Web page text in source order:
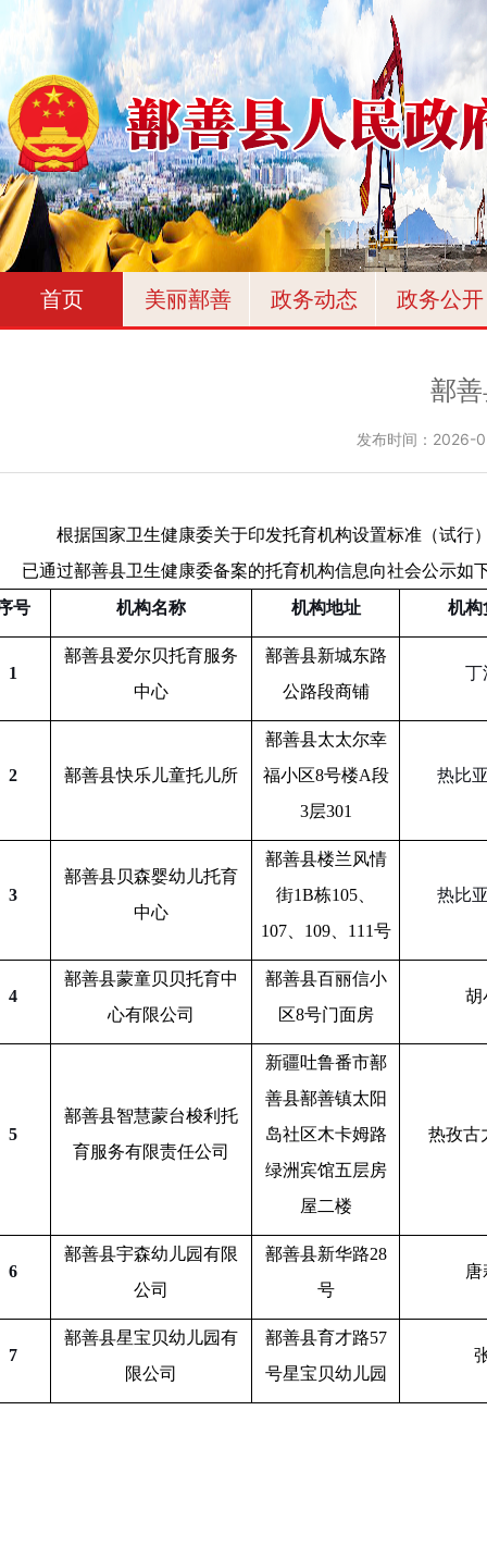
首页 美丽鄯善 政务动态 政务公开
鄯
发布时间： 2026-
根据国家卫生健康委关于印发托育机构设置标准（试行
已通过鄯善县卫生健康委备案的托育机构信息向社会公示如
号
机构名称 机构地址 机构
1
鄯善县爱尔贝托育服务
中心
鄯善县新城东路
公路段商铺
丁
2 鄯善县快乐儿童托儿所
鄯善县太太尔幸
福小区8号楼A段
3层301
热比
3
鄯善县贝森婴幼儿托育
中心
鄯善县楼兰风情
街1B栋105、
107、109、111号
热比
4
鄯善县蒙童贝贝托育中
心有限公司
鄯善县百丽信小
区8号门面房
胡
5
鄯善县智慧蒙台梭利托
育服务有限责任公司
新疆吐鲁番市鄯
善县鄯善镇太阳
岛社区木卡姆路
绿洲宾馆五层房
屋二楼
热孜古
6
鄯善县宇森幼儿园有限
公司
鄯善县新华路28
号
7
鄯善县星宝贝幼儿园有
限公司
鄯善县育才路57
号星宝贝幼儿园